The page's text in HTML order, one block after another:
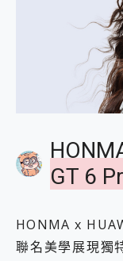
GT 6
HONMA x
聯名美學展現獨